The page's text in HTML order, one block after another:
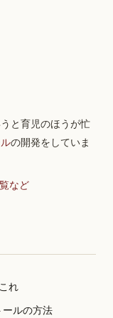
と育児のほうが忙
の開発をしていま
など
れ
ルの方法